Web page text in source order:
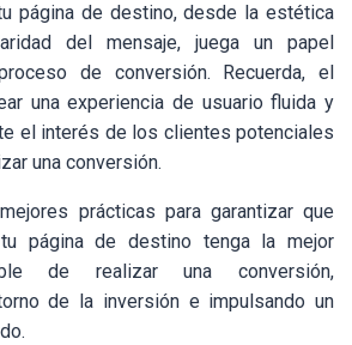
página de destino, desde la estética
del mensaje, juega un papel
de conversión. Recuerda, el
una experiencia de usuario fluida y
el interés de los clientes potenciales
una conversión.
prácticas para garantizar que
página de destino tenga la mejor
de realizar una conversión,
de la inversión e impulsando un